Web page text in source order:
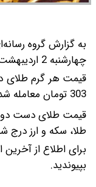
به گزارش گروه
چهارشنبه 2 اردیبهشت 1405 اعلام شد.
303 تومان معامله شد.
قیمت طلای دست
طلا، سکه و ارز درج
برای اطلاع از
بپیوندید.